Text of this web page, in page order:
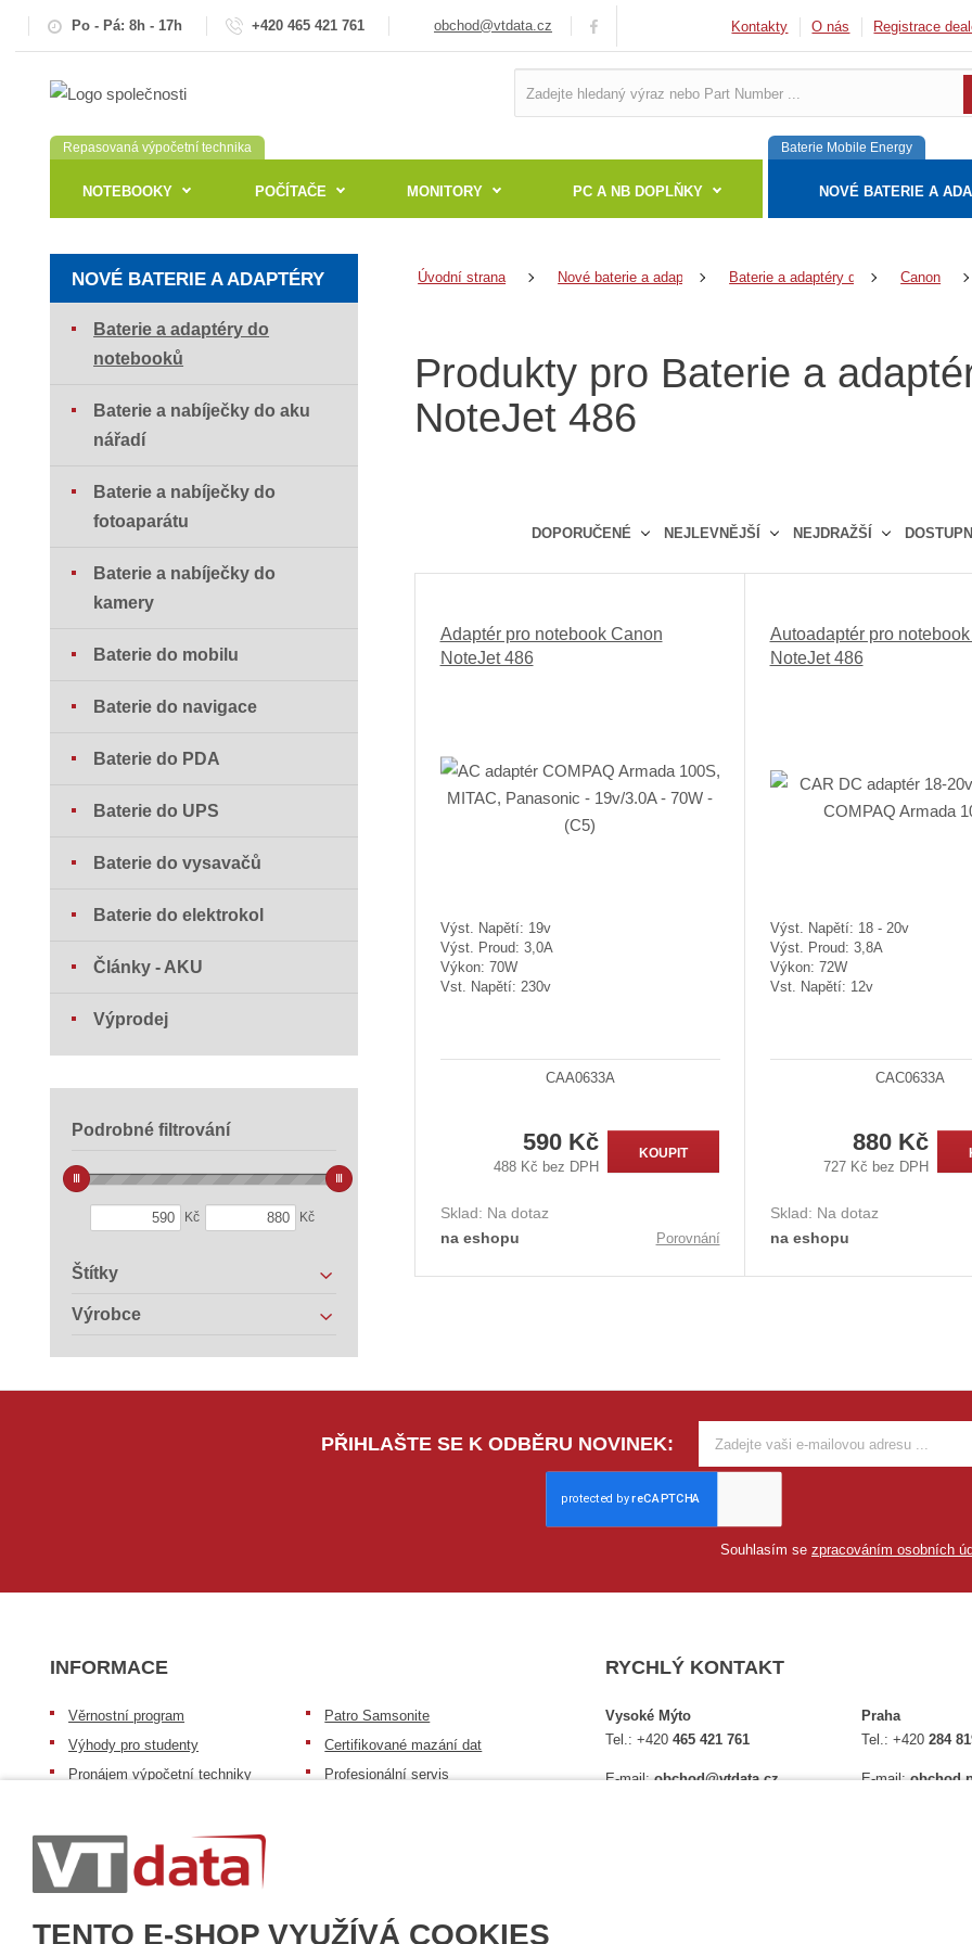
TENTO E-SHOP VYUŽÍVÁ COOKIES
Po - Pá: 8h - 17h +420 465 421 761 obchod@vtdata.cz Kontakty O nás Registrace
Repasovaná výpočetní technika
NOTEBOOKY POČÍTAČE MONITORY PC A NB DOPLŇKY
Baterie Mobile Energy
NOVÉ BATERIE A
Úvodní strana Nové baterie a adaptéry Baterie a adaptéry do notebooků
Canon
Produkty pro Baterie a
NoteJet 486
DOPORUČENÉ NEJLEVNĚJŠÍ NEJDRAŽŠÍ
e
d
u
Adaptér pro notebook Canon
NoteJet 486
Výst. Napětí: 19v
Výst. Proud: 3,0A
Výkon: 70W
Vst. Napětí: 230v
CAA0633A
590 Kč
488 Kč bez DPH
KOUPIT
Sklad: Na dotaz
na eshopu
Porovnání
Autoadaptér pro
NoteJet 486
Výst. Napětí: 18 - 20v
Výst. Proud: 3,8A
Výkon: 72W
Vst. Napětí: 12v
CAC0633A
880 Kč
727 Kč bez DPH
Sklad: Na dotaz
na eshopu
NOVÉ BATERIE A ADAPTÉRY
Baterie a adaptéry do
notebooků
Baterie a nabíječky do aku
nářadí
Baterie a nabíječky do
fotoaparátu
Baterie a nabíječky do
kamery
Baterie do mobilu
Baterie do navigace
Baterie do PDA
Baterie do UPS
Baterie do vysavačů
Baterie do elektrokol
Články - AKU
Výprodej
Podrobné filtrování
Kč Kč
Štítky
Výrobce
PŘIHLAŠTE SE K ODBĚRU NOVINEK:
Souhlasím se zpracováním osobních
INFORMACE
Věrnostní program
Výhody pro studenty
Pronájem výpočetní techniky
Patro repasovaná výpočetní
technika
Patro baterie mobile energy
Patro Samsonite
Certifikované mazání dat
Profesionální servis
RYCHLÝ KONTAKT
Vysoké Mýto
Tel.:+420465 421 761
E-mail:obchod@vtdata.cz
Praha
Tel.:+420284
E-mail: